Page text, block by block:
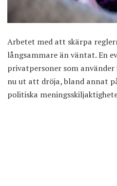
Arbetet med att skärpa
långsammare än väntat. En
privatpersoner som
nu ut att dröja, bland annat
politiska